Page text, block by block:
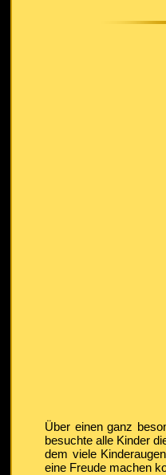
Über einen ganz
besuchte alle Kinder
dem viele
eine Freude machen